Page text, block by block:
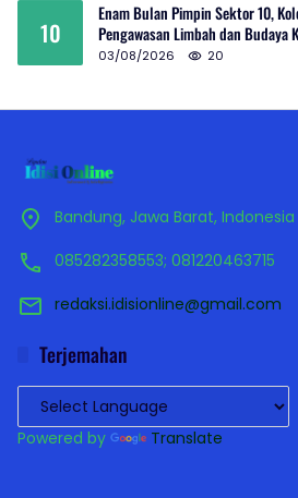
10
Enam Bulan Pimpin Sektor 10,
Pengawasan Limbah dan Budaya
03/08/2026 20
Bandung, Jawa Barat, Indonesia
085282358553; 081220463715
redaksi.idisionline@gmail.com
Terjemahan
Powered by Translate